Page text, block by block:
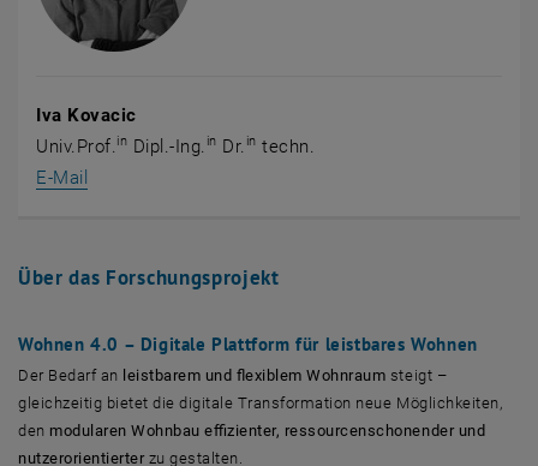
Iva Kovacic
Univ.Prof.in Dipl.-Ing. in Dr. in techn.
E-Mail
Über das Forschungsprojekt
Wohnen 4.0 – Digitale Plattform für leistbares Wohnen
Der Bedarf an leistbarem und flexiblem Wohnraum steigt –
gleichzeitig bietet die digitale Transformation neue Möglichkeiten,
den modularen Wohnbau effizienter, ressourcenschonender und
nutzerorientierterzu gestalten.